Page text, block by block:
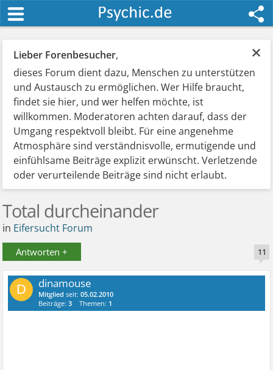
×
Lieber Forenbesucher,
dieses Forum dient dazu, Menschen zu unterstützen
und Austausch zu ermöglichen. Wer Hilfe braucht,
findet sie hier, und wer helfen möchte, ist
willkommen. Moderatoren achten darauf, dass der
Umgang respektvoll bleibt. Für eine angenehme
Atmosphäre sind verständnisvolle, ermutigende und
einfühlsame Beiträge explizit erwünscht. Verletzende
oder verurteilende Beiträge sind nicht erlaubt.
Total durcheinander
in Eifersucht Forum
Antworten + 11
D dinamouse
Mitglied seit:05.02.2010
Beiträge:3 Themen: 1